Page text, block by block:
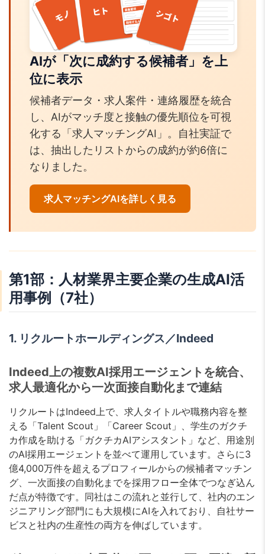
AIが「次に成約する候補者」を上
位に表示
候補者データ・求人案件・連絡履歴を統合
し、AIがマッチ度と接触の優先順位を可視
化する「求人マッチングAI」。自社実証で
は、抽出したリストからの成約が約6倍に
なりました。
求人マッチングAIを詳しく見る
第1部：人材業界主要企業の生成AI活
用事例（7社）
1. リクルートホールディングス／Indeed
Indeed上の複数AI採用エージェントを統合、
求人最適化から一次面接自動化まで連結
リクルートはIndeed上で、求人タイトルや職務内容を整
える「Talent Scout」「Career Scout」、学生のガクチ
カ作成を助ける「ガクチカAIアシスタント」など、用途別
のAI採用エージェントを並べて運用しています。さらに3
億4,000万件を超えるプロフィールからの候補者マッチン
グ、一次面接の自動化までを採用フロー全体でつなぎ込ん
だ点が特徴です。同社はこの流れと並行して、社内のエン
ジニアリング部門にも大規模にAIを入れており、自社サー
ビスと社内の生産性の両方を伸ばしています。